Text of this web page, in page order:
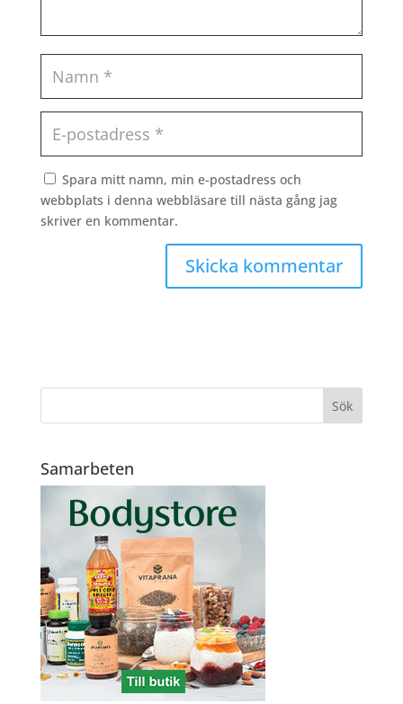
Spara mitt namn, min e-postadress och
webbplats i denna webbläsare till nästa gång jag
skriver en kommentar.
Skicka kommentar
Samarbeten